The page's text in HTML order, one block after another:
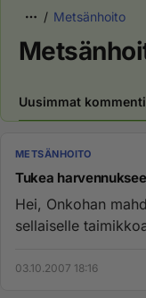
Metsänhoito
Uusimmat
METSÄNHOITO
Tukea
Hei, Onkohan
sellaiselle
03.10.2007 18:16